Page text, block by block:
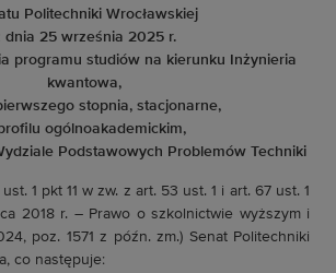
Politechniki Wrocławskiej
dnia 25 września 2025 r.
programu studiów na kierunku Inżynieria
kwantowa,
stopnia, stacjonarne,
ogólnoakademickim,
Podstawowych Problemów Techniki
1 pkt 11 w zw. z art. 53 ust. 1 i art. 67 ust. 1
2018 r. – Prawo o szkolnictwie wyższym i
poz. 1571 z późn. zm.) Senat Politechniki
co następuje: